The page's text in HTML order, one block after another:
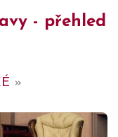
- přehled
»